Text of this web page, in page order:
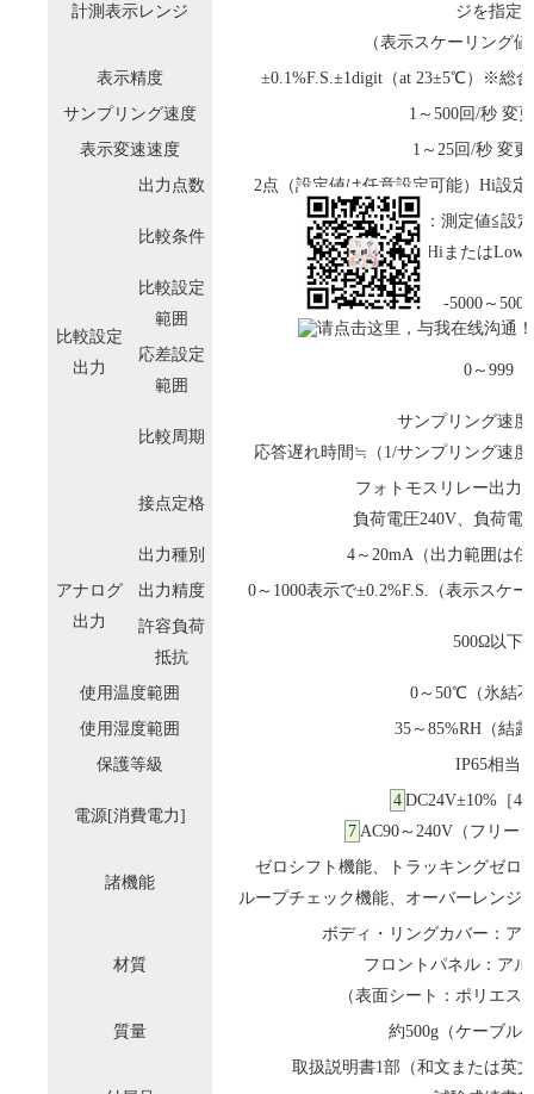
計測表示レンジ
ジを指定
（表示スケーリング値
表示精度
±0.1%F.S.±1digit（at 23±5℃）※総
サンプリング速度
1～500回/秒 変
表示変速速度
1～25回/秒 変
比較設定
出力
出力点数 2点（設定値は任意設定可能）Hi設
比較条件
Low設定：測定値≦設
（2点それぞれHiまたはLow
比較設定
範囲
-5000～5000
応差設定
範囲
0～999
比較周期
サンプリング速度
応答遅れ時間≒（1/サンプリング速
接点定格
フォトモスリレー出力
負荷電圧240V、負荷電
アナログ
出力
出力種別
4～20mA（出力範囲は
出力精度
0～1000表示で±0.2%F.S.（表示スケ
許容負荷
抵抗
500Ω以下
使用温度範囲
0～50℃（氷結
使用湿度範囲
35～85%RH（結
保護等級
IP65相当
電源[消費電力]
4 DC24V±10%［
7 AC90～240V（フリー
諸機能
ゼロシフト機能、トラッキングゼロ
ループチェック機能、オーバーレンジ
材質
ボディ・リングカバー：ア
フロントパネル：ア
（表面シート：ポリエス
質量
約500g（ケーブル
取扱説明書1部（和文または英